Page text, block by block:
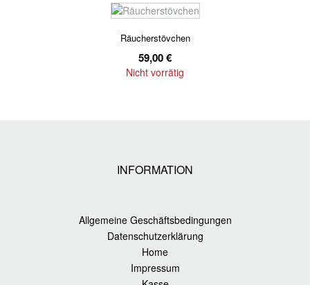
Räucherstövchen
59,00€
Nicht vorrätig
INFORMATION
Allgemeine Geschäftsbedingungen
Datenschutzerklärung
Home
Impressum